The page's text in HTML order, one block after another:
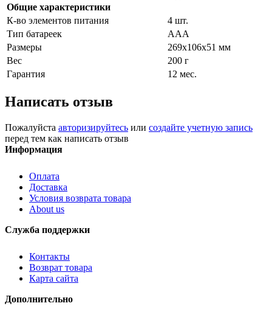
Общие характеристики
К-во элементов питания
4 шт.
Тип батареек
ААА
Размеры
269х106х51 мм
Вес
200 г
Гарантия
12 мес.
Написать отзыв
Пожалуйста авторизируйтесь или создайте учетную запись
перед тем как написать отзыв
Информация
Оплата
Доставка
Условия возврата товара
About us
Служба поддержки
Контакты
Возврат товара
Карта сайта
Дополнительно